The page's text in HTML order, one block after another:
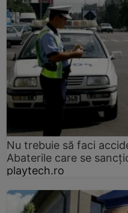
Nu trebuie să faci
Abaterile care se
playtech.ro